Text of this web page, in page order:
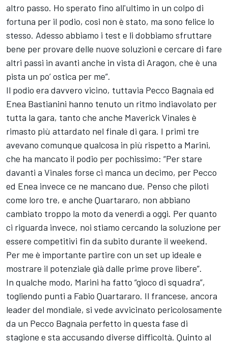
altro passo. Ho sperato fino all'ultimo in un colpo di
fortuna per il podio, cosi non è stato, ma sono felice lo
stesso. Adesso abbiamo i test e li dobbiamo sfruttare
bene per provare delle nuove soluzioni e cercare di fare
altri passi in avanti anche in vista di Aragon, che è una
pista un po’ ostica per me”.
Il podio era davvero vicino, tuttavia Pecco Bagnaia ed
Enea Bastianini hanno tenuto un ritmo indiavolato per
tutta la gara, tanto che anche Maverick Vinales è
rimasto più attardato nel finale di gara. I primi tre
avevano comunque qualcosa in più rispetto a Marini,
che ha mancato il podio per pochissimo: “Per stare
davanti a Vinales forse ci manca un decimo, per Pecco
ed Enea invece ce ne mancano due. Penso che piloti
come loro tre, e anche Quartararo, non abbiano
cambiato troppo la moto da venerdì a oggi. Per quanto
ci riguarda invece, noi stiamo cercando la soluzione per
essere competitivi fin da subito durante il weekend.
Per me è importante partire con un set up ideale e
mostrare il potenziale già dalle prime prove libere”.
In qualche modo, Marini ha fatto “gioco di squadra”,
togliendo punti a Fabio Quartararo. Il francese, ancora
leader del mondiale, si vede avvicinato pericolosamente
da un Pecco Bagnaia perfetto in questa fase di
stagione e sta accusando diverse difficoltà. Quinto al